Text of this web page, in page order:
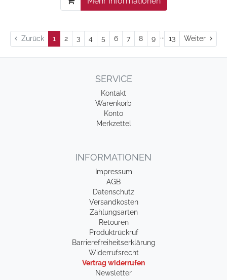
Zurück 1 2 3 4 5 6 7 8 9 ... 13 Weiter
SERVICE
Kontakt
Warenkorb
Konto
Merkzettel
INFORMATIONEN
Impressum
AGB
Datenschutz
Versandkosten
Zahlungsarten
Retouren
Produktrückruf
Barrierefreiheitserklärung
Widerrufsrecht
Vertrag widerrufen
Newsletter